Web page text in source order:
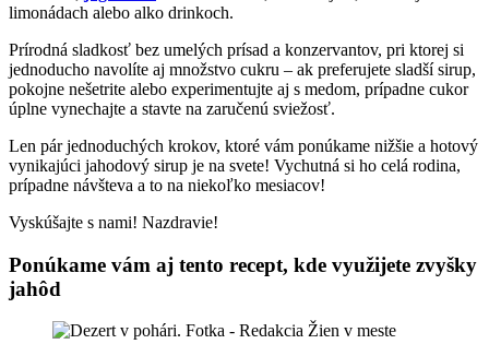
limonádach alebo alko drinkoch.
Prírodná sladkosť bez umelých prísad a konzervantov, pri ktorej si
jednoducho navolíte aj množstvo cukru – ak preferujete sladší sirup,
pokojne nešetrite alebo experimentujte aj s medom, prípadne cukor
úplne vynechajte a stavte na zaručenú sviežosť.
Len pár jednoduchých krokov, ktoré vám ponúkame nižšie a hotový
vynikajúci jahodový sirup je na svete! Vychutná si ho celá rodina,
prípadne návšteva a to na niekoľko mesiacov!
Vyskúšajte s nami! Nazdravie!
Ponúkame vám aj tento recept, kde využijete zvyšky
jahôd